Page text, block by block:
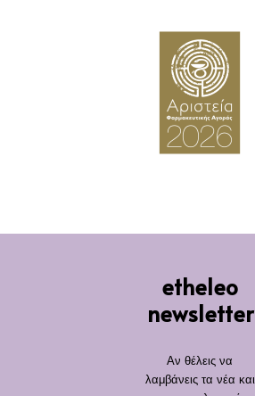
etheleo
newsletter
Αν θέλεις να
λαμβάνεις τα νέα και